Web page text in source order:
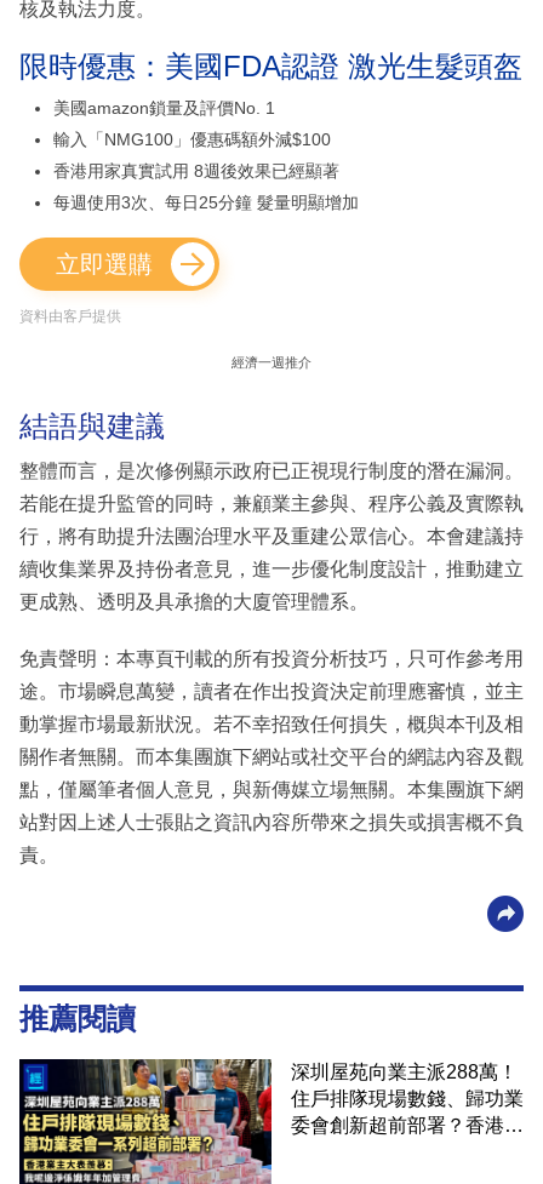
核及執法力度。
限時優惠：美國FDA認證 激光生髮頭盔
美國amazon鎖量及評價No. 1
輸入「NMG100」優惠碼額外減$100
香港用家真實試用 8週後效果已經顯著
每週使用3次、每日25分鐘 髮量明顯增加
立即選購
資料由客戶提供
經濟一週推介
結語與建議
整體而言，是次修例顯示政府已正視現行制度的潛在漏洞。
若能在提升監管的同時，兼顧業主參與、程序公義及實際執
行，將有助提升法團治理水平及重建公眾信心。本會建議持
續收集業界及持份者意見，進一步優化制度設計，推動建立
更成熟、透明及具承擔的大廈管理體系。
免責聲明：本專頁刊載的所有投資分析技巧，只可作參考用
途。市場瞬息萬變，讀者在作出投資決定前理應審慎，並主
動掌握市場最新狀況。若不幸招致任何損失，概與本刊及相
關作者無關。而本集團旗下網站或社交平台的網誌內容及觀
點，僅屬筆者個人意見，與新傳媒立場無關。本集團旗下網
站對因上述人士張貼之資訊內容所帶來之損失或損害概不負
責。
推薦閱讀
深圳屋苑向業主派288萬！
住戶排隊現場數錢、歸功業
委會創新超前部署？香港業